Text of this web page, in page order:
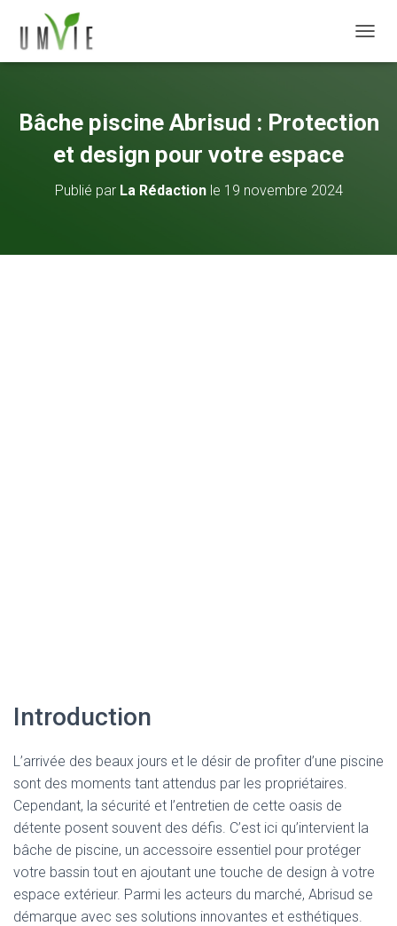
Bâche piscine Abrisud : Protection
et design pour votre espace
Publié par La Rédactionle 19 novembre 2024
Introduction
L’arrivée des beaux jours et le désir de profiter d’une piscine
sont des moments tant attendus par les propriétaires.
Cependant, la sécurité et l’entretien de cette oasis de
détente posent souvent des défis. C’est ici qu’intervient la
bâche de piscine, un accessoire essentiel pour protéger
votre bassin tout en ajoutant une touche de design à votre
espace extérieur. Parmi les acteurs du marché, Abrisud se
démarque avec ses solutions innovantes et esthétiques.